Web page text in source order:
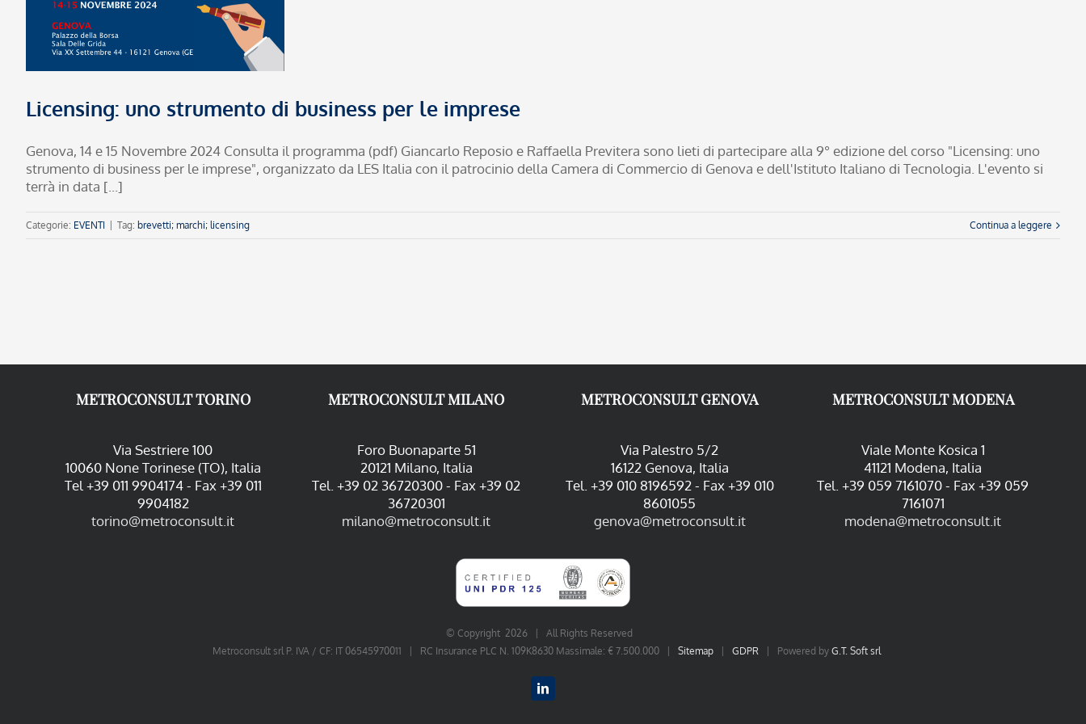
Licensing: uno strumento di business per le imprese
Genova, 14 e 15 Novembre 2024 Consulta il programma (pdf) Giancarlo Reposio e Raffaella Previtera sono lieti di partecipare alla 9° edizione del corso "Licensing: uno
strumento di business per le imprese", organizzato da LES Italia con il patrocinio della Camera di Commercio di Genova e dell'Istituto Italiano di Tecnologia. L'evento si
terrà in data [...]
Categorie: EVENTI Tag: brevetti; marchi; licensing Continua a leggere
METROCONSULT TORINO
Via Sestriere 100
10060 None Torinese (TO), Italia
Tel +39 011 9904174 - Fax +39 011
9904182
torino@metroconsult.it
METROCONSULT MILANO
Foro Buonaparte 51
20121 Milano, Italia
Tel. +39 02 36720300 - Fax +39 02
36720301
milano@metroconsult.it
METROCONSULT GENOVA
Via Palestro 5/2
16122 Genova, Italia
Tel. +39 010 8196592 - Fax +39 010
8601055
genova@metroconsult.it
METROCONSULT MODENA
Viale Monte Kosica 1
41121 Modena, Italia
Tel. +39 059 7161070 - Fax +39 059
7161071
modena@metroconsult.it
© Copyright 2026 | All Rights Reserved
Metroconsult srl P. IVA / CF: IT 06545970011 | RC Insurance PLC N. 109K8630 Massimale: € 7.500.000 | Sitemap GDPR | Powered by G.T. Soft srl
LinkedIn